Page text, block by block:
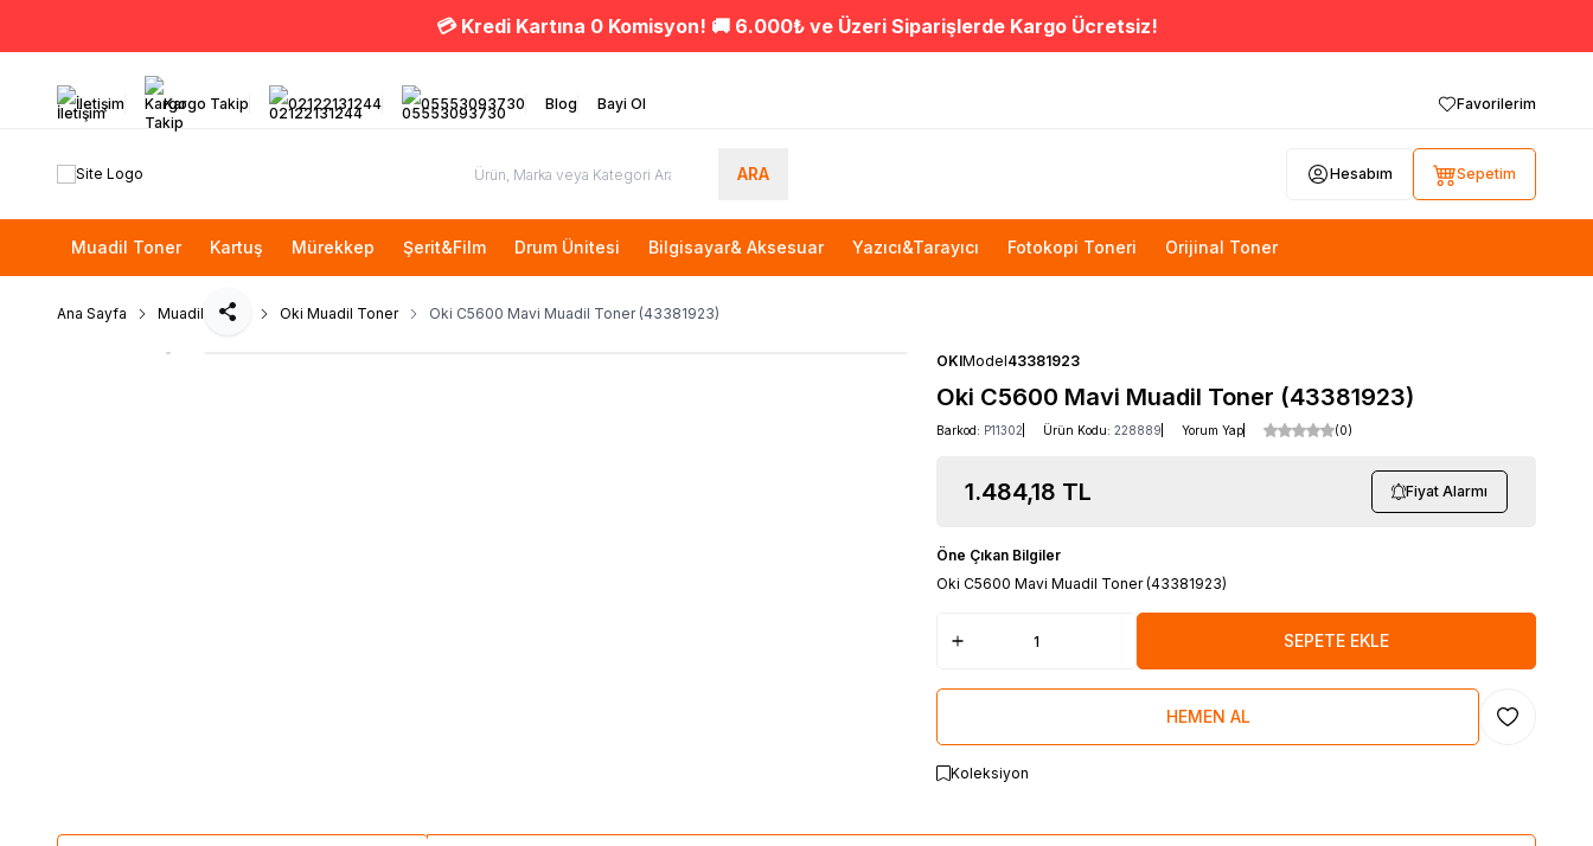
💳 Kredi Kartına 0 Komisyon! 🚚 6.000₺ ve Üzeri Siparişlerde Kargo Ücretsiz!
İletişim Kargo Takip 02122131244 05553093730 Blog Bayi Ol Favorilerim
ARA Hesabım Sepetim
Muadil Toner Kartuş Mürekkep Şerit&Film Drum Ünitesi Bilgisayar& Aksesuar Yazıcı&Tarayıcı Fotokopi Toneri Orijinal Toner
Ana Sayfa Muadil Toner Oki Muadil Toner Oki C5600 Mavi Muadil Toner (43381923)
Paylaş
OKIModel43381923
Oki C5600 Mavi Muadil Toner (43381923)
Barkod: P11302 Ürün Kodu: 228889 Yorum Yap (0)
1.484,18 TL Fiyat Alarmı
Öne Çıkan Bilgiler
Oki C5600 Mavi Muadil Toner (43381923)
SEPETE EKLE
HEMEN AL Favoriye
Koleksiyon